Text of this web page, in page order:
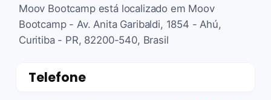
Moov Bootcamp está localizado em Moov
Bootcamp - Av. Anita Garibaldi, 1854 - Ahú,
Curitiba - PR, 82200-540, Brasil
Telefone